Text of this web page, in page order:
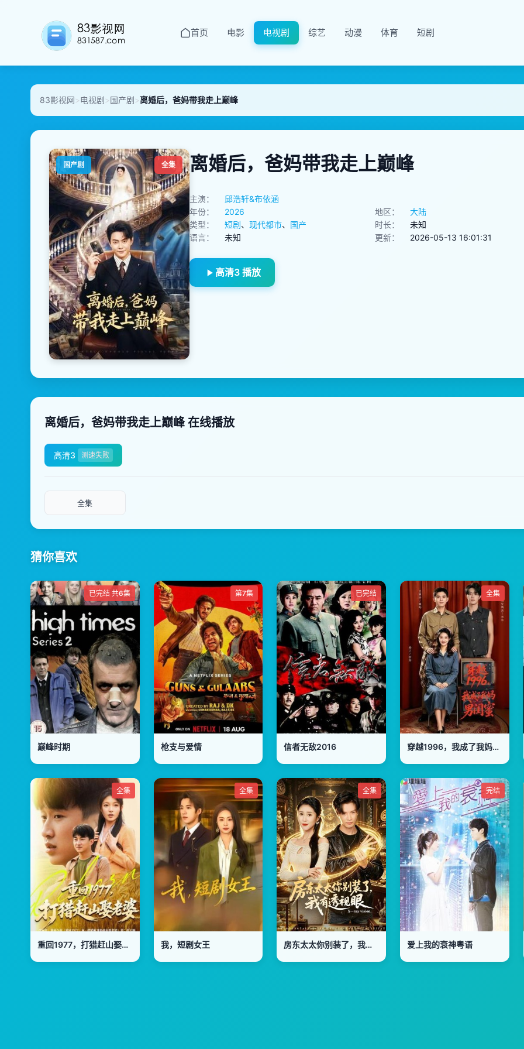
首页 电影 电视剧 综艺 动漫 体育 短剧
83影视网>电视剧>国产剧>离婚后，爸妈带我走上巅峰
国产剧 全集 离婚后，爸妈带我走上巅峰
主演：
邱浩轩&布依涵
年份：
2026 地区：
大陆
类型：
短剧、 现代都市、 国产 时长：
未知
语言：
未知 更新： 2026-05-13 16:01:31
高清3 播放
离婚后，爸妈带我走上巅峰 在线播放
高清3 测速失败
全集
猜你喜欢
已完结 共6集
巅峰时期
第7集
枪支与爱情
已完结
信者无敌2016
全集
穿越1996，我成了我妈男闺蜜
全集
重回1977，打猎赶山娶老婆
全集
我，短剧女王
全集
房东太太你别装了，我有透视眼
完结
爱上我的衰神粤语